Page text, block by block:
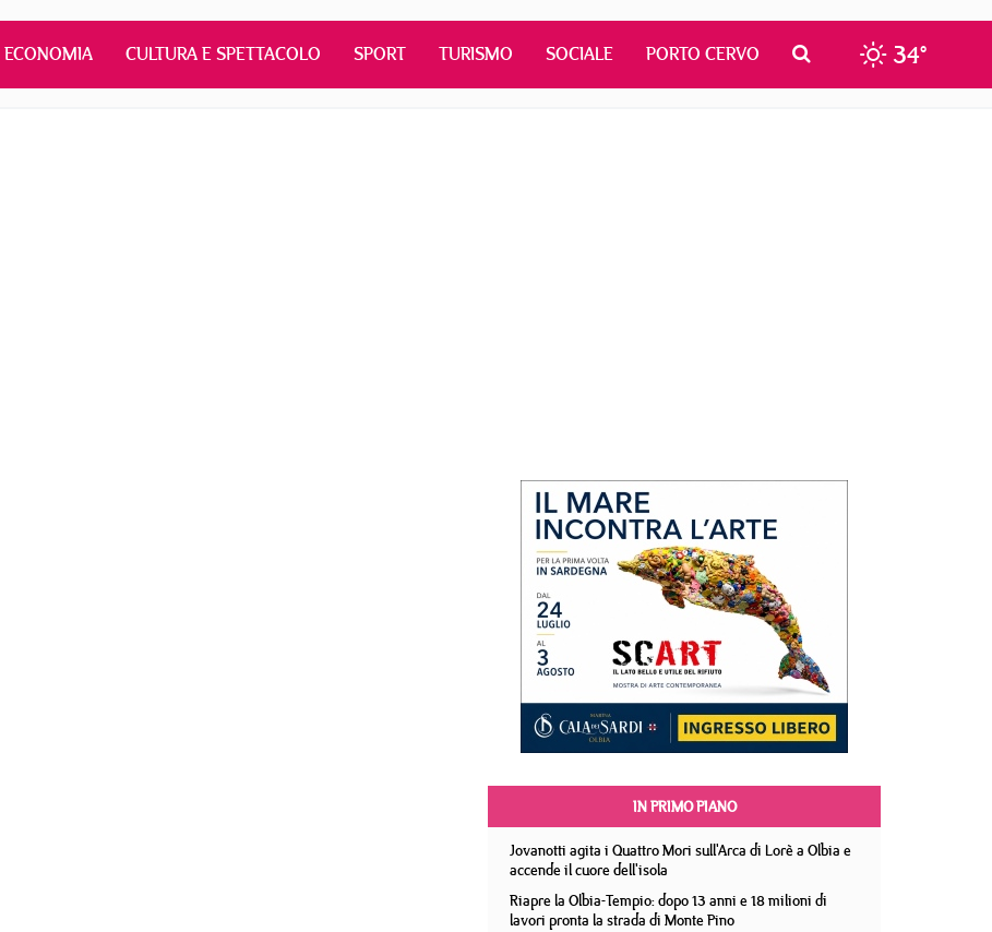
ECONOMIA CULTURA E SPETTACOLO SPORT TURISMO SOCIALE PORTO CERVO 34°
IN PRIMO PIANO
Jovanotti agita i Quattro Mori sull'Arca di Lorè a Olbia e
accende il cuore dell'isola
Riapre la Olbia-Tempio: dopo 13 anni e 18 milioni di
lavori pronta la strada di Monte Pino